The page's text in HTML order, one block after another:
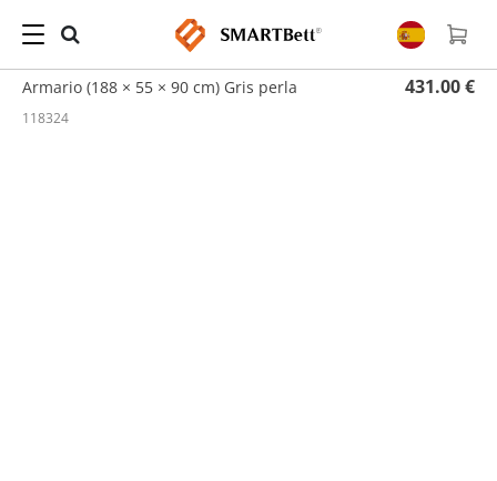
Hogar Armarios / Armario (188 × 55 × 90 cm) Gris perla
Armario (188 × 55 × 90 cm) Gris perla 431.00 €
118324